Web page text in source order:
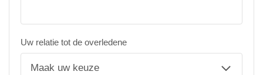
Uw relatie tot de overledene